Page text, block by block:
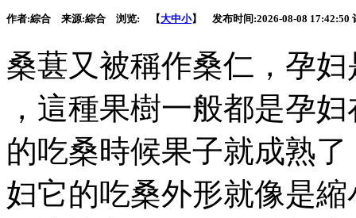
作者:綜合 来源:綜合 浏览: 【大中小】 发布时间:2026-08-08 17:42:50
桑葚又被稱作桑仁，
，這種果樹一般都是孕妇
的吃桑時候果子就成熟了
妇它的吃桑外形就像是縮